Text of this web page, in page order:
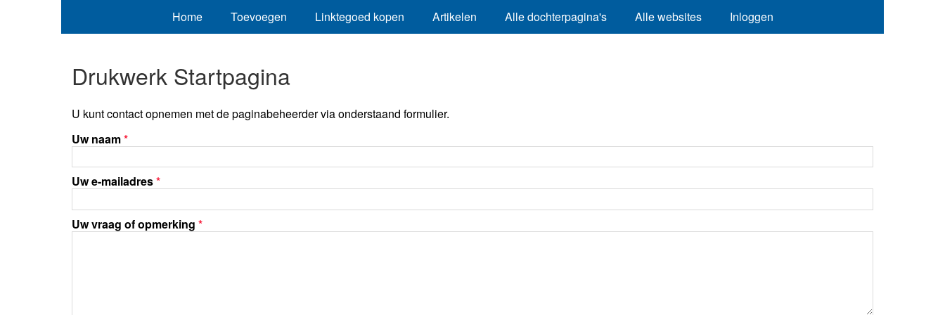
Home Toevoegen Linktegoed kopen Artikelen Alle dochterpagina's Alle websites Inloggen
Drukwerk Startpagina
U kunt contact opnemen met de paginabeheerder via onderstaand formulier.
Uw naam*
Uw e-mailadres*
Uw vraag of opmerking *